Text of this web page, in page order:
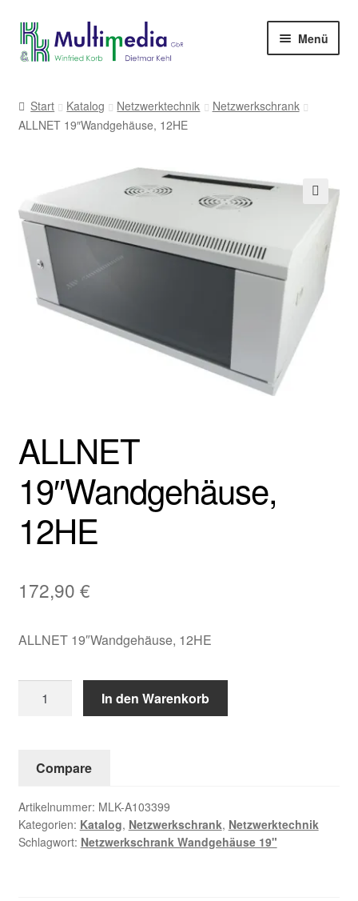
Zur
Navigation
Zum
Inhalt
Menü
Start Katalog Netzwerktechnik
Netzwerkschrank
ALLNET 19″Wandgehäuse, 12HE
ALLNET
19″Wandgehäuse,
12HE
172,90 €
ALLNET 19″Wandgehäuse, 12HE
19"Wandgehäuse,
In den Warenkorb
Compare
Artikelnummer: MLK-A103399
Kategorien: Katalog, Netzwerkschrank, Netzwerktechnik
Schlagwort: Netzwerkschrank Wandgehäuse 19"